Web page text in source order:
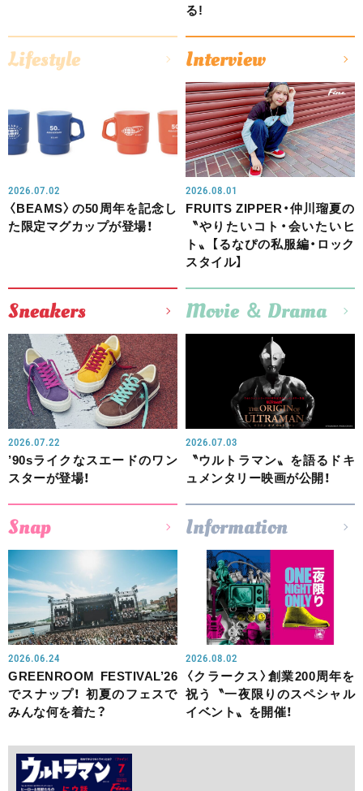
る!
Lifestyle
2026.07.02
〈BEAMS〉の50周年を記念し
た限定マグカップが登場！
Interview
2026.08.01
FRUITS ZIPPER・仲川瑠夏の
〝やりたいコト・会いたいヒ
ト〟【るなぴの私服編・ロック
スタイル】
Sneakers
2026.07.22
’90sライクなスエードのワン
スターが登場！
Movie ＆ Drama
2026.07.03
〝ウルトラマン〟を語るドキ
ュメンタリー映画が公開！
Snap
2026.06.24
GREENROOM FESTIVAL’26
でスナップ！ 初夏のフェスで
みんな何を着た？
Information
2026.08.02
〈クラークス〉創業200周年を
祝う〝一夜限りのスペシャル
イベント〟を開催！